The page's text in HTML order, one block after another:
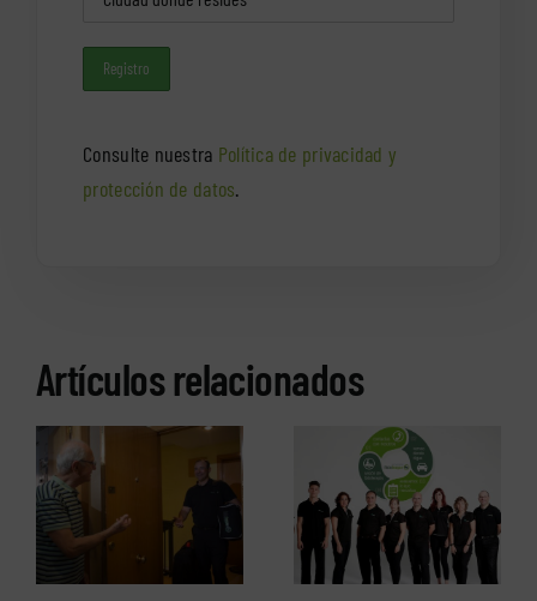
Consulte nuestra Política de privacidad y
protección de datos.
Artículos relacionados